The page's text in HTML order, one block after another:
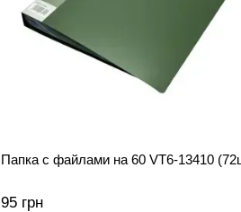
Папка с файлами на 60 VT6-13410
95 грн